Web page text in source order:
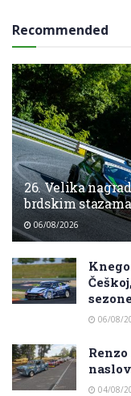
Recommended
26. Velika
brdskim stazama
06/08/2026
06/08/
04/08/